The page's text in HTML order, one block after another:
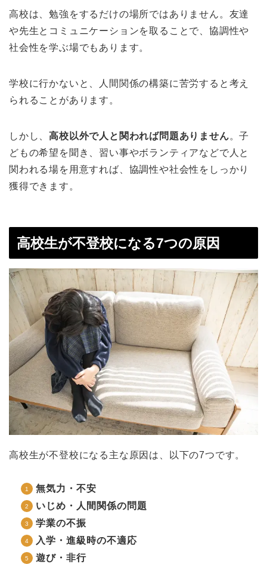
高校は、勉強をするだけの場所ではありません。友達
や先生とコミュニケーションを取ることで、協調性や
社会性を学ぶ場でもあります。
学校に行かないと、人間関係の構築に苦労すると考え
られることがあります。
しかし、高校以外で人と関われば問題ありません。子
どもの希望を聞き、習い事やボランティアなどで人と
関われる場を用意すれば、協調性や社会性をしっかり
獲得できます。
高校生が不登校になる7つの原因
高校生が不登校になる主な原因は、以下の7つです。
無気力・不安
いじめ・人間関係の問題
学業の不振
入学・進級時の不適応
遊び・非行